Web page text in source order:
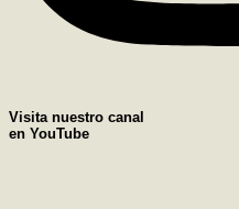
Visita nuestro canal
en YouTube